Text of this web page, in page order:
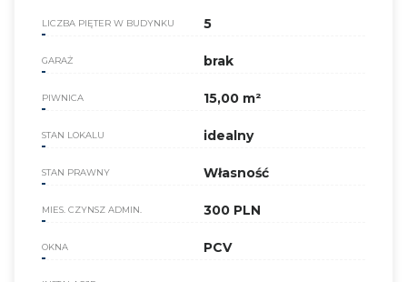
LICZBA PIĘTER W BUDYNKU 5
GARAŻ brak
PIWNICA 15,00 m²
STAN LOKALU idealny
STAN PRAWNY Własność
MIES. CZYNSZ ADMIN. 300 PLN
OKNA PCV